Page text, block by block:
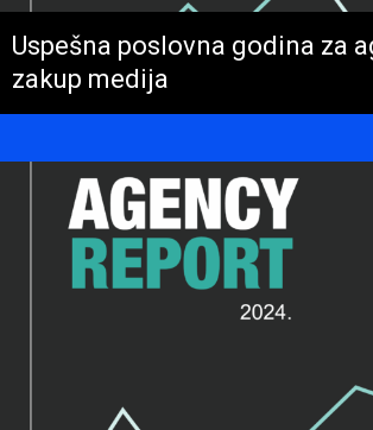
Uspešna poslovna godina za
zakup medija